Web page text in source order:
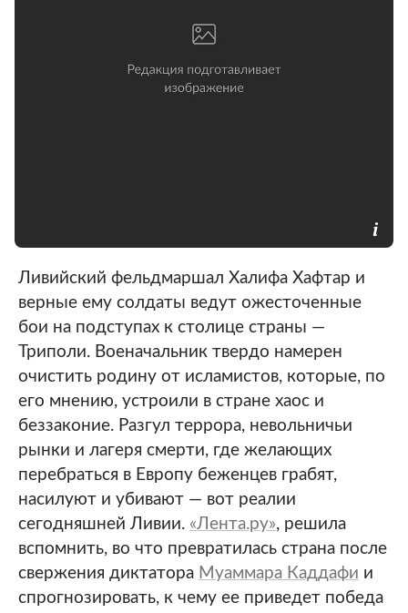
Ливийский фельдмаршал Халифа Хафтар и
верные ему солдаты ведут ожесточенные
бои на подступах к столице страны —
Триполи. Военачальник твердо намерен
очистить родину от исламистов, которые, по
его мнению, устроили в стране хаос и
беззаконие. Разгул террора, невольничьи
рынки и лагеря смерти, где желающих
перебраться в Европу беженцев грабят,
насилуют и убивают — вот реалии
сегодняшней Ливии. «Лента.ру», решила
вспомнить, во что превратилась страна после
свержения диктатора Муаммара Каддафи и
спрогнозировать, к чему ее приведет победа